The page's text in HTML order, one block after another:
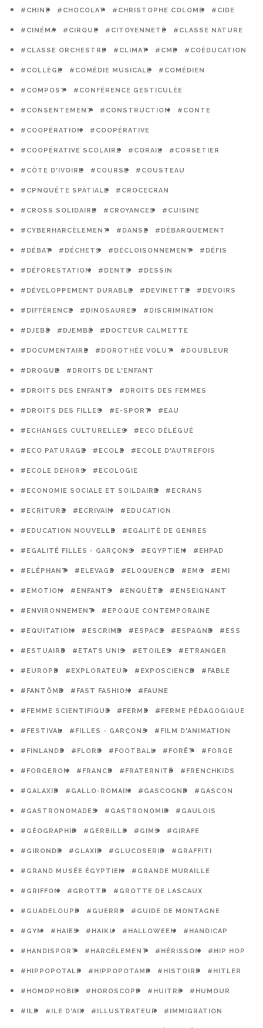
#CHINE #CHOCOLAT #CHRISTOPHE COLOMB #CIDE
#CINÉMA #CIRQUE #CITOYENNETÉ #CLASSE NATURE
#CLASSE ORCHESTRE #CLIMAT #CME #COÉDUCATION
#COLLÈGE #COMÉDIE MUSICALE #COMÉDIEN
#COMPOST #CONFÉRENCE GESTICULÉE
#CONSENTEMENT #CONSTRUCTION #CONTE
#COOPÉRATION #COOPÉRATIVE
#COOPÉRATIVE SCOLAIRE #CORAIL #CORSETIER
#CÔTE D'IVOIRE #COURSE #COUSTEAU
#CPNQUÊTE SPATIALE #CROCECRAN
#CROSS SOLIDAIRE #CROYANCES #CUISINE
#CYBERHARCÈLEMENT #DANSE #DÉBARQUEMENT
#DÉBAT #DÉCHETS #DÉCLOISONNEMENT #DÉFIS
#DÉFORESTATION #DENTS #DESSIN
#DÉVELOPPEMENT DURABLE #DEVINETTE #DEVOIRS
#DIFFÉRENCE #DINOSAURES #DISCRIMINATION
#DJEBÉ #DJEMBÉ #DOCTEUR CALMETTE
#DOCUMENTAIRE #DOROTHÉE VOLUT #DOUBLEUR
#DROGUE #DROITS DE L'ENFANT
#DROITS DES ENFANTS #DROITS DES FEMMES
#DROITS DES FILLES #E-SPORT #EAU
#ECHANGES CULTURELLES #ECO DÉLÉGUÉ
#ECO PATURAGE #ECOLE #ECOLE D'AUTREFOIS
#ECOLE DEHORS #ECOLOGIE
#ECONOMIE SOCIALE ET SOILDAIRE #ECRANS
#ECRITURE #ECRIVAIN #EDUCATION
#EDUCATION NOUVELLE #EGALITÉ DE GENRES
#EGALITÉ FILLES - GARÇONS #EGYPTIEN #EHPAD
#ELÉPHANT #ELEVAGE #ELOQUENCE #EMC #EMI
#EMOTION #ENFANTS #ENQUÊTE #ENSEIGNANT
#ENVIRONNEMENT #EPOQUE CONTEMPORAINE
#EQUITATION #ESCRIME #ESPACE #ESPAGNE #ESS
#ESTUAIRE #ETATS UNIS #ETOILES #ETRANGER
#EUROPE #EXPLORATEUR #EXPOSCIENCE #FABLE
#FANTÔME #FAST FASHION #FAUNE
#FEMME SCIENTIFIQUE #FERME #FERME PÉDAGOGIQUE
#FESTIVAL #FILLES - GARÇONS #FILM D'ANIMATION
#FINLANDE #FLORE #FOOTBALL #FORÊT #FORGE
#FORGERON #FRANCE #FRATERNITÉ #FRENCHKIDS
#GALAXIE #GALLO-ROMAIN #GASCOGNE #GASCON
#GASTRONOMADES #GASTRONOMIE #GAULOIS
#GÉOGRAPHIE #GERBILLE #GIMS #GIRAFE
#GIRONDE #GLAXIE #GLUCOSERIE #GRAFFITI
#GRAND MUSÉE ÉGYPTIEN #GRANDE MURAILLE
#GRIFFON #GROTTE #GROTTE DE LASCAUX
#GUADELOUPE #GUERRE #GUIDE DE MONTAGNE
#GYM #HAIES #HAIKU #HALLOWEEN #HANDICAP
#HANDISPORT #HARCÈLEMENT #HÉRISSON #HIP HOP
#HIPPOPOTALE #HIPPOPOTAME #HISTOIRE #HITLER
#HOMOPHOBIE #HOROSCOPE #HUITRE #HUMOUR
#ILE #ILE D'AIX #ILLUSTRATEUR #IMMIGRATION